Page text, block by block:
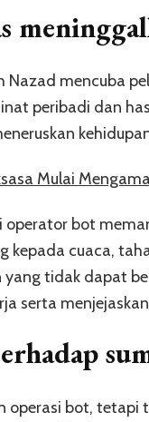
Nazad mencuba
peribadi dan
Mulai
operator bot
kepada cuaca,
tidak dapat
serta
operasi bot,